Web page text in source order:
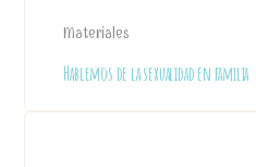
Materiales
Hablemos de la sexualidad en familia